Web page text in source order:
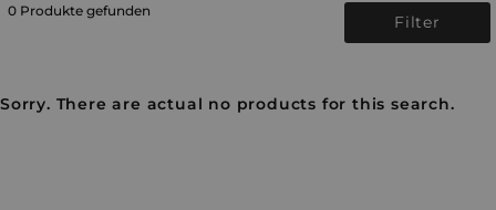
0 Produkte gefunden
Filter
Sorry. There are actual no products for this search.